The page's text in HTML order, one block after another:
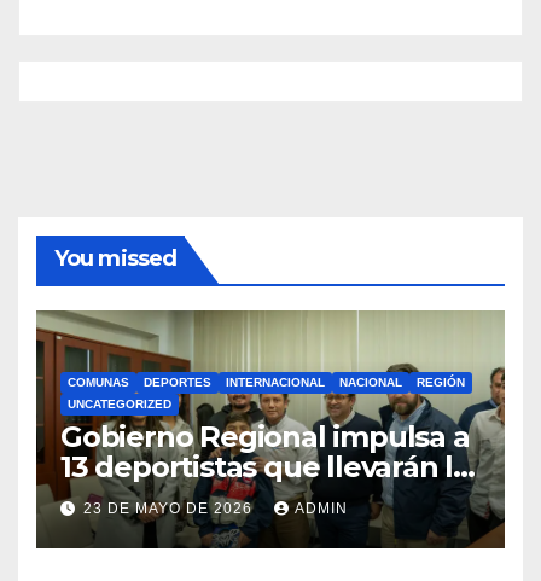
You missed
COMUNAS DEPORTES INTERNACIONAL NACIONAL
REGIÓN
UNCATEGORIZED
Gobierno Regional impulsa a
13 deportistas que llevarán la
bandera maulina a
competencias
internacionales
23 DE MAYO DE 2026 ADMIN